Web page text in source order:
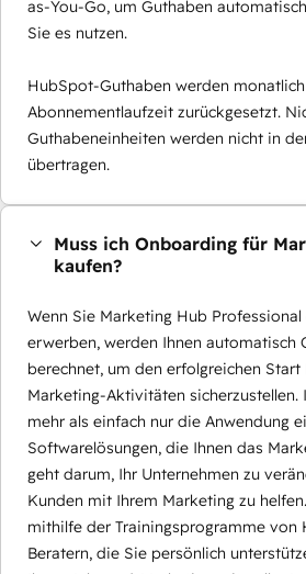
as-You-Go, um Guthaben
Sie es nutzen.
HubSpot-Guthaben werden
Abonnementlaufzeit zurückgesetzt.
Guthabeneinheiten werden nicht in
übertragen.
Muss ich Onboarding für
kaufen?
Wenn Sie Marketing Hub
erwerben, werden Ihnen automatisch
berechnet, um den erfolgreichen
Marketing-Aktivitäten
mehr als einfach nur die Anwendung
Softwarelösungen, die Ihnen das
geht darum, Ihr Unternehmen zu
Kunden mit Ihrem Marketing zu
mithilfe der Trainingsprogramme von
Beratern, die Sie persönlich